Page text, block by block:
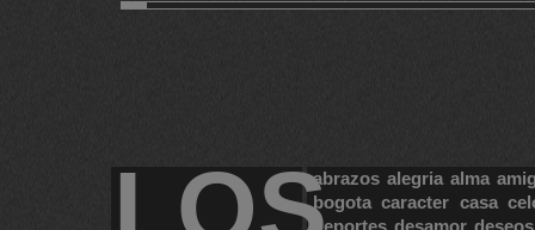
11 12 13 14 85
abrazos alegria alma
bogota caracter casa
deportes desamor deseos